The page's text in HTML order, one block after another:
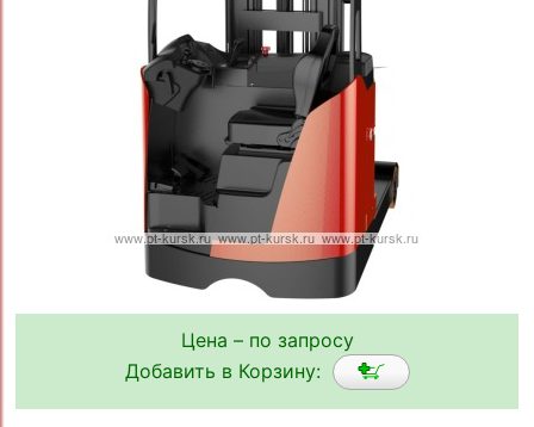
Цена – по запросу
Добавить в Корзину: